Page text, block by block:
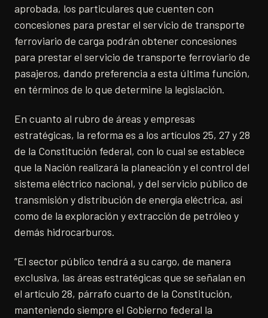
aprobada, los particulares que cuenten con
concesiones para prestar el servicio de transporte
ferroviario de carga podrán obtener concesiones
para prestar el servicio de transporte ferroviario de
pasajeros, dando preferencia a esta última función,
en términos de lo que determine la legislación.
En cuanto al rubro de áreas y empresas
estratégicas, la reforma es a los artículos 25, 27 y 28
de la Constitución federal, con lo cual se establece
que la Nación realizará la planeación y el control del
sistema eléctrico nacional, y del servicio público de
transmisión y distribución de energía eléctrica, así
como de la exploración y extracción de petróleo y
demás hidrocarburos.
“El sector público tendrá a su cargo, de manera
exclusiva, las áreas estratégicas que se señalan en
el artículo 28, párrafo cuarto de la Constitución,
manteniendo siempre el Gobierno federal la